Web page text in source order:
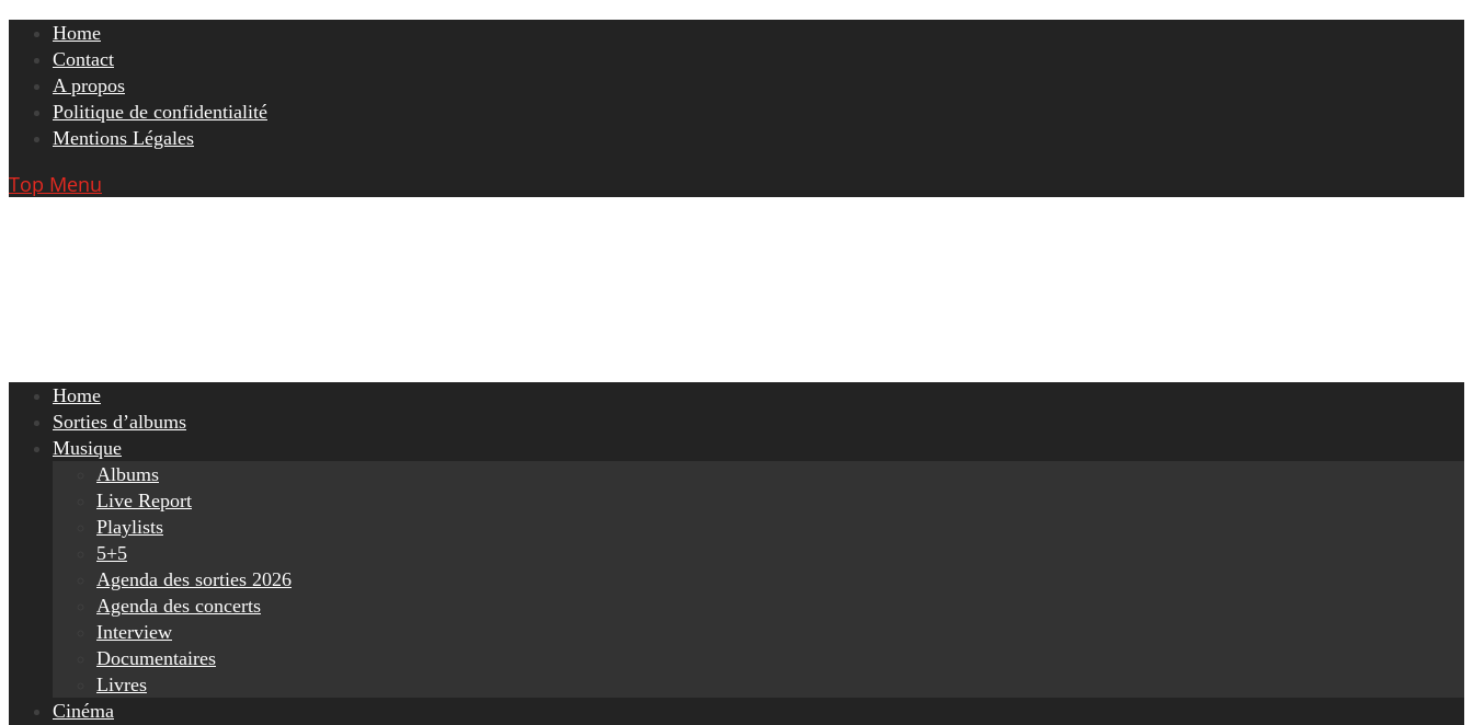
Skip
content
Home
Contact
A propos
Politique de confidentialité
Mentions Légales
Top Menu
Home
Sorties d’albums
Musique
Albums
Live Report
Playlists
5+5
Agenda des sorties 2026
Agenda des concerts
Interview
Documentaires
Livres
Cinéma